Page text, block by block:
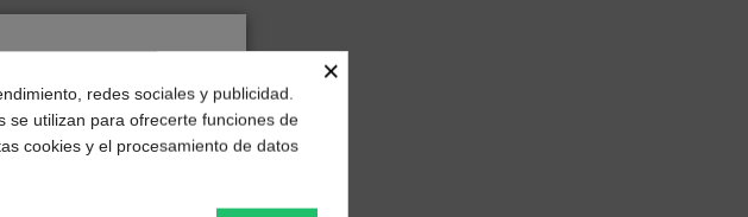
tu pedido?
los precios e
tu región.
×
redes sociales y publicidad.
se utilizan para ofrecerte funciones de
cookies y el procesamiento de datos